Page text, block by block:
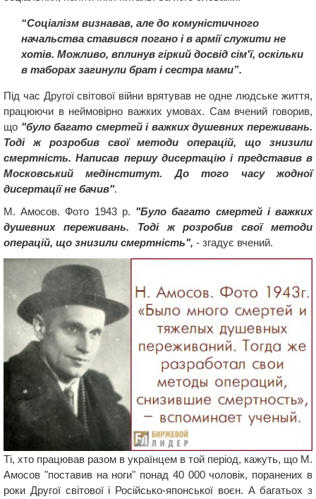
“Соціалізм визнавав, але до комуністичного
начальства ставився погано і в армії служити не
хотів. Можливо, вплинув гіркий досвід сім'ї, оскільки
в таборах загинули брат і сестра мами”.
Під час Другої світової війни врятував не одне людське життя,
працюючи в неймовірно важких умовах. Сам вчений говорив,
що "було багато смертей і важких душевних переживань.
Тоді ж розробив свої методи операцій, що знизили
смертність. Написав першу дисертацію і представив в
Московський медінститут. До того часу жодної
дисертацiї не бачив".
М. Амосов. Фото 1943 р. "Було багато смертей і важких
душевних переживань. Тоді ж розробив свої методи
операцій, що знизили смертність", - згадує вчений.
Ті, хто працював разом в українцем в той період, кажуть, що М.
Амосов "поставив на ноги" понад 40 000 чоловік, поранених в
роки Другої світової і Російсько-японської воєн. А багатьох з